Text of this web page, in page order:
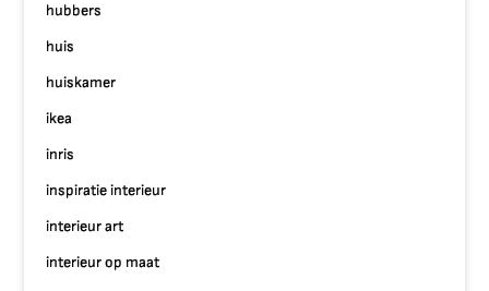
hubbers
huis
huiskamer
ikea
inris
inspiratie interieur
interieur art
interieur op maat